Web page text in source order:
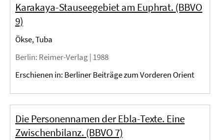
Karakaya-Stauseegebiet am Euphrat. (BBVO
9)
Ökse, Tuba
Berlin: Reimer-Verlag | 1988
Erschienen in: Berliner Beiträge zum Vorderen Orient
Die Personennamen der Ebla-Texte. Eine
Zwischenbilanz. (BBVO 7)